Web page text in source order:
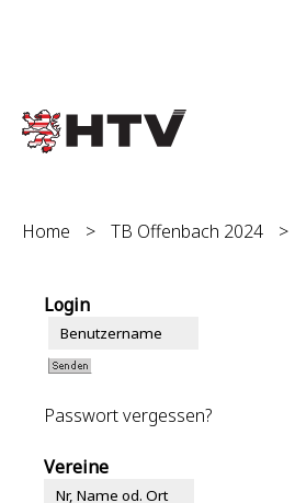
Home > TB Offenbach 2024 >
Login
Passwort vergessen?
Vereine